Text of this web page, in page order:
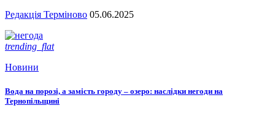
Редакція Терміново 05.06.2025
trending_flat
Новини
Вода на порозі, а замість городу – озеро: наслідки негоди на
Тернопільщині